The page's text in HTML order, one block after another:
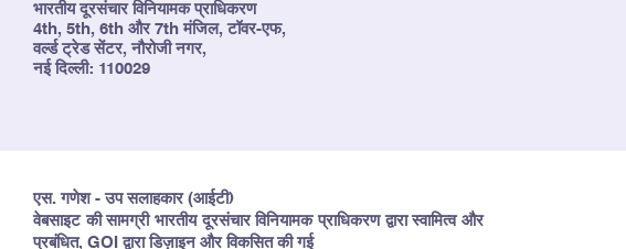
भारतीय दूरसंचार विनियामक प्राधिकरण
4th, 5th, 6th और 7th मंजिल, टॉवर-एफ,
वर्ल्ड ट्रेड सेंटर, नौरोजी नगर,
नई दिल्ली: 110029
एस. गणेश - उप सलाहकार (आईटी)
वेबसाइट की सामग्री भारतीय दूरसंचार विनियामक प्राधिकरण द्वारा स्वामित्व और
प्रबंधित, GOI द्वारा डिज़ाइन और विकसित की गई